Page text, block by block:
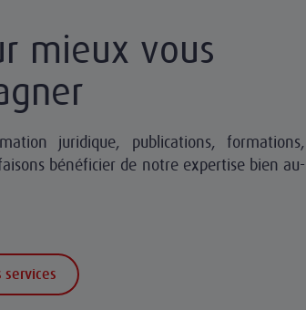
mieux vous
juridique, publications, formations,
bénéficier de notre expertise bien au-
services